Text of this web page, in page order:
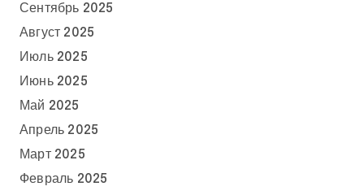
Сентябрь 2025
Август 2025
Июль 2025
Июнь 2025
Май 2025
Апрель 2025
Март 2025
Февраль 2025